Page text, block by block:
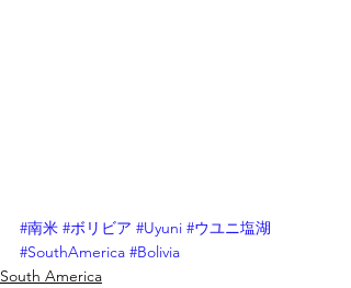
#南米 #ボリビア #Uyuni #ウユニ塩湖
#SouthAmerica #Bolivia
South America